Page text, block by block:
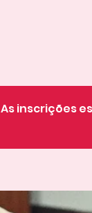
As inscrições